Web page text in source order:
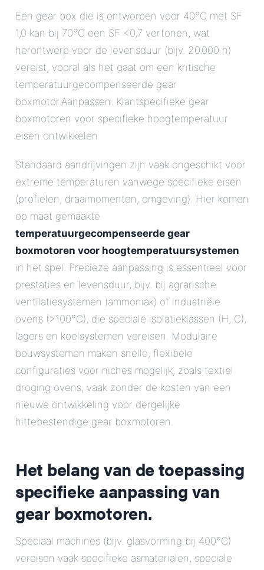
Een gear box die is ontworpen voor 40°C met SF
1,0 kan bij 70°C een SF <0,7 vertonen, wat
herontwerp voor de levensduur (bijv. 20.000 h)
vereist, vooral als het gaat om een kritische
temperatuurgecompenseerde gear
boxmotor.Aanpassen: Klantspecifieke gear
boxmotoren voor specifieke hoogtemperatuur
eisen ontwikkelen
Standaard aandrijvingen zijn vaak ongeschikt voor
extreme temperaturen vanwege specifieke eisen
(profielen, draaimomenten, omgeving). Hier komen
op maat gemaakte
temperatuurgecompenseerde gear
boxmotoren voor hoogtemperatuursystemen
in het spel. Precieze aanpassing is essentieel voor
prestaties en levensduur, bijv. bij agrarische
ventilatiesystemen (ammoniak) of industriële
ovens (>100°C), die speciale isolatieklassen (H, C),
lagers en koelsystemen vereisen. Modulaire
bouwsystemen maken snelle, flexibele
configuraties voor niches mogelijk, zoals textiel
droging ovens, vaak zonder de kosten van een
nieuwe ontwikkeling voor dergelijke
hittebestendige gear boxmotoren.
Het belang van de toepassing
specifieke aanpassing van
gear boxmotoren.
Speciaal machines (bijv. glasvorming bij 400°C)
vereisen vaak specifieke asmaterialen, speciale